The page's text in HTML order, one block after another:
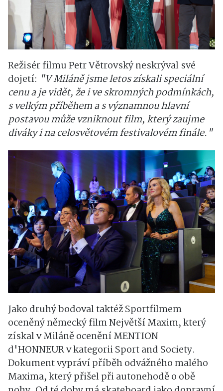
Režisér filmu Petr Větrovský neskrýval své
dojetí: "V Miláně jsme letos získali speciální
cenu a je vidět, že i ve skromných podmínkách,
s velkým příběhem a s významnou hlavní
postavou může vzniknout film, který zaujme
diváky i na celosvětovém festivalovém finále."
Jako druhý bodoval taktéž Sportfilmem
oceněný německý film Největší Maxim, který
získal v Miláně ocenění MENTION
d'HONNEUR v kategorii Sport and Society.
Dokument vypráví příběh odvážného malého
Maxima, který přišel při autonehodě o obě